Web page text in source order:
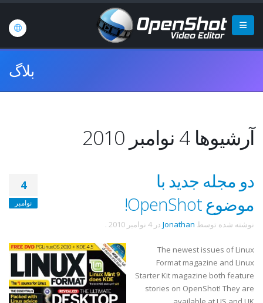
بلاگ
آرشیوها 4 نوامبر 2010
4
نوامبر
دو مجله جدید با
موضوع OpenShot!
نوشته شده توسط Jonathan در 4 نوامبر 2010 .
The newest issues of Linux
Format magazine and Linux
Starter Kit magazine both feature
stories on OpenShot! They are